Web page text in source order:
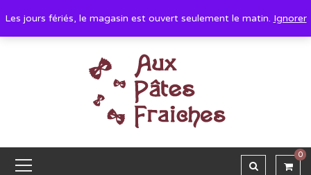
Les jours fériés, le magasin est ouvert seulement le matin. Ignorer
0